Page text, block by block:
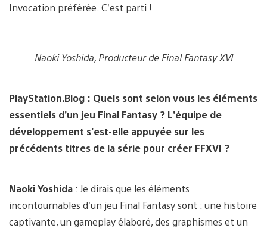
Invocation préférée. C’est parti !
Naoki Yoshida, Producteur de Final Fantasy XVI
PlayStation.Blog : Quels sont selon vous les éléments
essentiels d’un jeu Final Fantasy ? L’équipe de
développement s’est-elle appuyée sur les
précédents titres de la série pour créer FFXVI ?
Naoki Yoshida : Je dirais que les éléments
incontournables d’un jeu Final Fantasy sont : une histoire
captivante, un gameplay élaboré, des graphismes et un